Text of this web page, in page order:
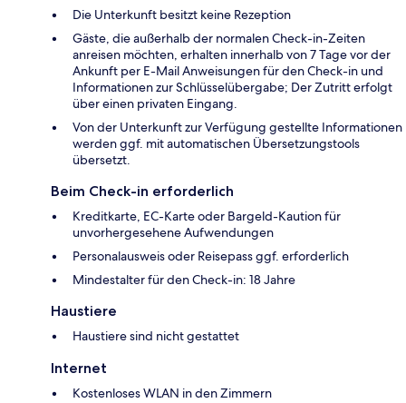
Die Unterkunft besitzt keine Rezeption
Gäste, die außerhalb der normalen Check-in-Zeiten
anreisen möchten, erhalten innerhalb von 7 Tage vor der
Ankunft per E-Mail Anweisungen für den Check-in und
Informationen zur Schlüsselübergabe; Der Zutritt erfolgt
über einen privaten Eingang.
Von der Unterkunft zur Verfügung gestellte Informationen
werden ggf. mit automatischen Übersetzungstools
übersetzt.
Beim Check-in erforderlich
Kreditkarte, EC-Karte oder Bargeld-Kaution für
unvorhergesehene Aufwendungen
Personalausweis oder Reisepass ggf. erforderlich
Mindestalter für den Check-in: 18 Jahre
Haustiere
Haustiere sind nicht gestattet
Internet
Kostenloses WLAN in den Zimmern